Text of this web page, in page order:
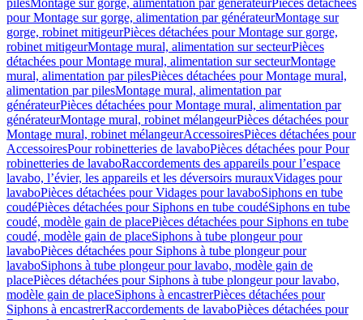
pilesMontage sur gorge, alimentation par générateurPièces détachées
pour Montage sur gorge, alimentation par générateurMontage sur
gorge, robinet mitigeurPièces détachées pour Montage sur gorge,
robinet mitigeurMontage mural, alimentation sur secteurPièces
détachées pour Montage mural, alimentation sur secteurMontage
mural, alimentation par pilesPièces détachées pour Montage mural,
alimentation par pilesMontage mural, alimentation par
générateurPièces détachées pour Montage mural, alimentation par
générateurMontage mural, robinet mélangeurPièces détachées pour
Montage mural, robinet mélangeurAccessoiresPièces détachées pour
AccessoiresPour robinetteries de lavaboPièces détachées pour Pour
robinetteries de lavaboRaccordements des appareils pour l’espace
lavabo, l’évier, les appareils et les déversoirs murauxVidages pour
lavaboPièces détachées pour Vidages pour lavaboSiphons en tube
coudéPièces détachées pour Siphons en tube coudéSiphons en tube
coudé, modèle gain de placePièces détachées pour Siphons en tube
coudé, modèle gain de placeSiphons à tube plongeur pour
lavaboPièces détachées pour Siphons à tube plongeur pour
lavaboSiphons à tube plongeur pour lavabo, modèle gain de
placePièces détachées pour Siphons à tube plongeur pour lavabo,
modèle gain de placeSiphons à encastrerPièces détachées pour
Siphons à encastrerRaccordements de lavaboPièces détachées pour